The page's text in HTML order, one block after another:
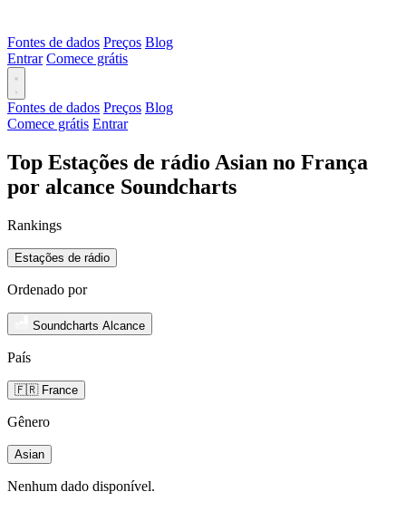
Fontes de dados Preços Blog
Entrar Comece grátis
Fontes de dados Preços Blog
Comece grátis Entrar
Top Estações de rádio Asian no França
por alcance Soundcharts
Rankings
Estações de rádio
Ordenado por
Soundcharts Alcance
País
🇫🇷 France
Gênero
Asian
Nenhum dado disponível.